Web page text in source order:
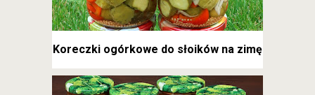
Koreczki ogórkowe do słoików na zimę